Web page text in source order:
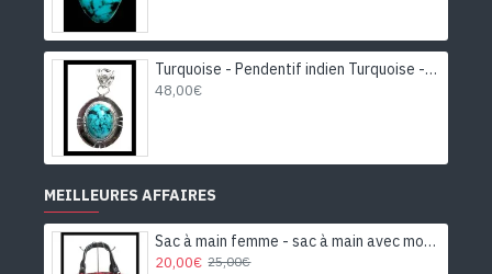
Turquoise - Pendentif indien Turquoise - Bijoux Inde
48,00€
MEILLEURES AFFAIRES
Sac à main femme - sac à main avec motifs
20,00€ 25,00€